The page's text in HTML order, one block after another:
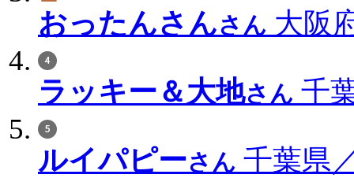
おったんさんさん 大阪
ラッキー＆大地さん 千
ルイパピーさん 千葉県